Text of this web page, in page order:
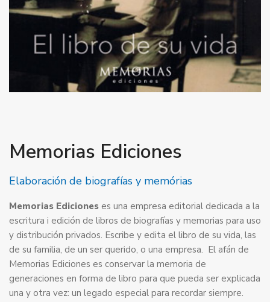
Memorias Ediciones
Elaboración de biografías y memórias
Memorias Ediciones es una empresa editorial dedicada a la
escritura i edición de libros de biografías y memorias para uso
y distribución privados. Escribe y edita el libro de su vida, las
de su familia, de un ser querido, o una empresa. El afán de
Memorias Ediciones es conservar la memoria de
generaciones en forma de libro para que pueda ser explicada
una y otra vez: un legado especial para recordar siempre.